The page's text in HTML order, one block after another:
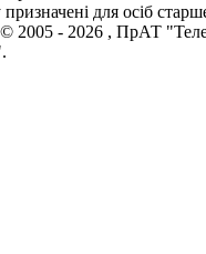
для осіб
2005 - 2026 , ПрАТ